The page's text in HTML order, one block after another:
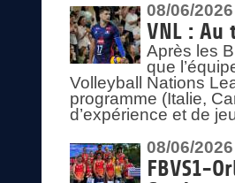
08/06/2026
VNL : Au
Après les
que
Volleyball Nations
programme (Italie,
d’expérience et de
08/06/2026
FBVS1-